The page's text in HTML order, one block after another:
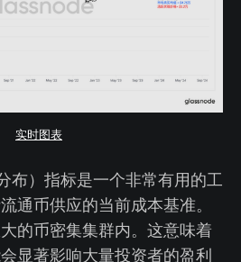
实时图表
布）指标是一个非常有用的工
通币供应的当前成本基准。
的币密集集群内。这意味着
显著影响大量投资者的盈利